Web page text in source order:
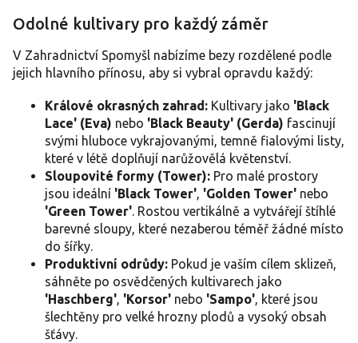
p
s
u
Odolné kultivary pro každý záměr
V Zahradnictví Spomyšl nabízíme bezy rozdělené podle
jejich hlavního přínosu, aby si vybral opravdu každý:
Králové okrasných zahrad: Kultivary jako 'Black
Lace' (Eva) nebo 'Black Beauty' (Gerda) fascinují
svými hluboce vykrajovanými, temně fialovými listy,
které v létě doplňují narůžovělá květenství.
Sloupovité formy (Tower): Pro malé prostory
jsou ideální 'Black Tower', 'Golden Tower' nebo
'Green Tower'. Rostou vertikálně a vytvářejí štíhlé
barevné sloupy, které nezaberou téměř žádné místo
do šířky.
Produktivní odrůdy: Pokud je vaším cílem sklizeň,
sáhněte po osvědčených kultivarech jako
'Haschberg', 'Korsor' nebo 'Sampo', které jsou
šlechtěny pro velké hrozny plodů a vysoký obsah
šťávy.